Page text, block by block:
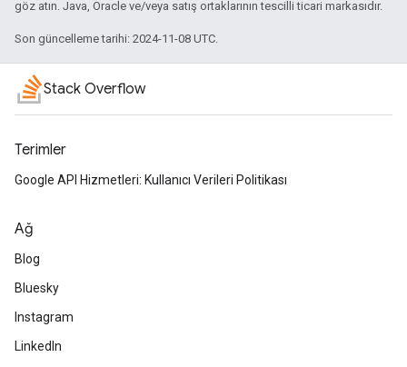
göz atın. Java, Oracle ve/veya satış ortaklarının tescilli ticari markasıdır.
Son güncelleme tarihi: 2024-11-08 UTC.
Stack Overflow
Terimler
Google API Hizmetleri: Kullanıcı Verileri Politikası
Ağ
Blog
Bluesky
Instagram
LinkedIn